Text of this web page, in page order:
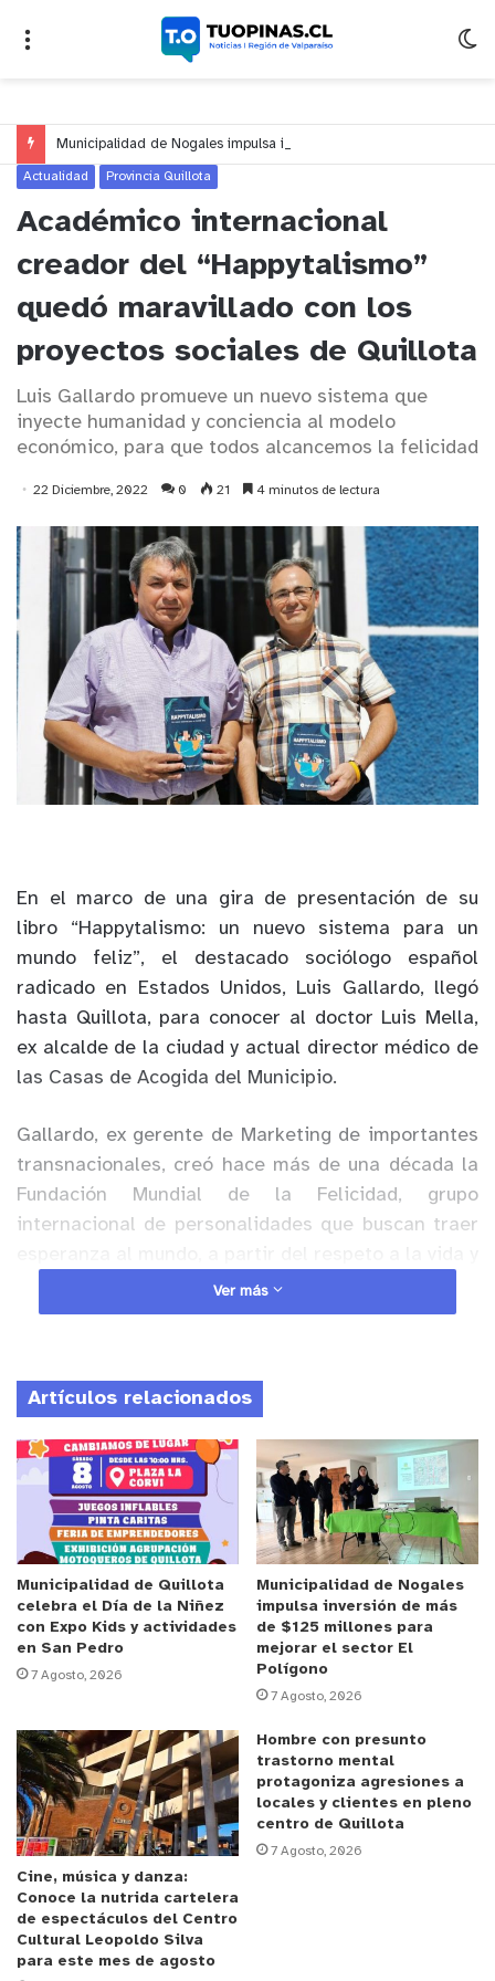
Actualidad Provincia Quillota
Académico internacional
creador del “Happytalismo”
quedó maravillado con los
proyectos sociales de Quillota
Luis Gallardo promueve un nuevo sistema que
inyecte humanidad y conciencia al modelo
económico, para que todos alcancemos la felicidad
22 Diciembre, 2022 0 21 4 minutos de lectura
En el marco de una gira de presentación de su
libro “Happytalismo: un nuevo sistema para un
mundo feliz”, el destacado sociólogo español
radicado en Estados Unidos, Luis Gallardo, llegó
hasta Quillota, para conocer al doctor Luis Mella,
ex alcalde de la ciudad y actual director médico de
las Casas de Acogida del Municipio.
Gallardo, ex gerente de Marketing de importantes
transnacionales, creó hace más de una década la
Fundación Mundial de la Felicidad, grupo
internacional de personalidades que buscan traer
de considerar a la felicidad como un derecho
humano. Así, son impulsores de la celebración en
tendrá más de 150 expositores en 80 sedes.
Anuncio Patrocinado
Como parte de la gira por Latinoamérica para
presentar su libro, escrito junto al psiquiatra
español Javier García Campayo, el profesor
Gallardo contactó al doctor Mella y se reunieron
este miércoles en la Casa de Acogida “Beatita
Benavides”, donde conversaron largamente y el ex
jefe comunal le expuso el trabajo efectuado en la
comuna por más de 15 años, desarrollando ideas
como incorporar la felicidad y el bienestar a la
gestión pública o la rentabilidad humana en los
proyectos.
Además, le ofreció una detallada exposición de las
diferentes innovaciones sociales municipales,
únicas en Chile, que se han implementado en la
ciudad, como el Banco Solidario del Amor,
Banamor; las Casas de Acogida para Pacientes
Ver más
Artículos relacionados
Municipalidad de Quillota
celebra el Día de la Niñez
con Expo Kids y actividades
en San Pedro
7 Agosto, 2026
Municipalidad de Nogales
impulsa inversión de más
de $125 millones para
mejorar el sector El
Polígono
7 Agosto, 2026
Cine, música y danza:
Conoce la nutrida cartelera
de espectáculos del Centro
Cultural Leopoldo Silva
para este mes de agosto
Hombre con presunto
trastorno mental
protagoniza agresiones a
locales y clientes en pleno
centro de Quillota
7 Agosto, 2026